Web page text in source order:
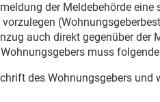
der Meldebehörde
auch direkt gegenüber der
muss
des Wohnungsgebers